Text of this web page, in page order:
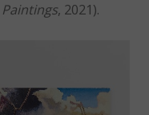
, 2021).